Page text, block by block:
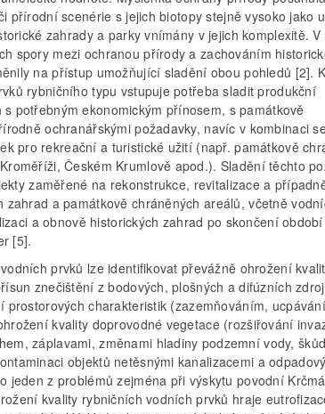
přírodní scenérie s jejich biotopy stejně vysoko jako
zahrady a parky vnímány v jejich komplexitě. V
spory mezi ochranou přírody a zachováním
na přístup umožňující sladění obou pohledů [2].
rybničního typu vstupuje potřeba sladit produkční
potřebným ekonomickým přínosem, s památkově
ochranářskými požadavky, navíc v kombinaci
pro rekreační a turistické užití (např. památkově
Českém Krumlově apod.). Sladění těchto
zaměřené na rekonstrukce, revitalizace a
zahrad a památkově chráněných areálů, včetně
a obnově historických zahrad po skončení
[5].
prvků lze identifikovat převážně ohrožení
znečištění z bodových, plošných a difúzních
prostorových charakteristik (zazemňováním,
kvality doprovodné vegetace (rozšiřování
záplavami, změnami hladiny podzemní vody,
objektů netěsnými kanalizacemi a
jeden z problémů zejména při výskytu povodní
kvality rybničních vodních prvků hraje